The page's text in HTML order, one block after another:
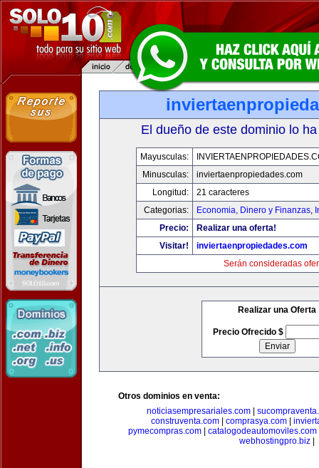
El dueño de este dominio lo
Mayusculas:
Minusculas:
inviertaenpropiedades.com
Longitud:
21 caracteres
Categorias:
Economia, Dinero y Finanzas,
Precio:
Realizar una oferta!
Visitar!
inviertaenpropiedades.com
Serán consideradas
Realizar una Oferta
Precio Ofrecido $
Otros dominios en venta:
noticiasempresariales.com|
construventa.com| comprasya.com|
pymecompras.com| catalogodeautomoviles.com
webhostingpro.biz